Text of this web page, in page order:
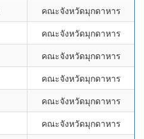
คณะจังหวัดมุกดาหาร
คณะจังหวัดมุกดาหาร
คณะจังหวัดมุกดาหาร
คณะจังหวัดมุกดาหาร
คณะจังหวัดมุกดาหาร
คณะจังหวัดมุกดาหาร